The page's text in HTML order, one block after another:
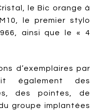
le Bic orange à
le premier stylo
ainsi que le « 4
d’exemplaires par
également des
des pointes, de
groupe implantées